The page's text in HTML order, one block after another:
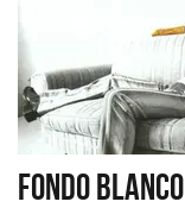
FONDO BLANCO